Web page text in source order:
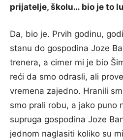
prijatelje, školu… bio je to
Da, bio je. Prvih godinu,
stanu do gospodina Joze
trenera, a cimer mi je bio
reći da smo odrasli, ali
vremena zajedno. Hranili
smo prali robu, a jako puno
supruga gospodina Joze
jednom naglasiti koliko su